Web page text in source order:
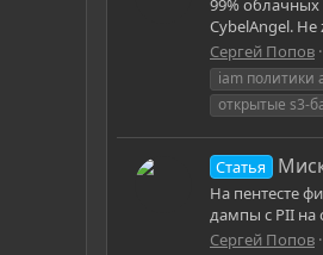
CybelAngel. Не
Сергей Попов
iam политики
открытые s3-
Статья
На пентесте
дампы с PII на
Сергей Попов